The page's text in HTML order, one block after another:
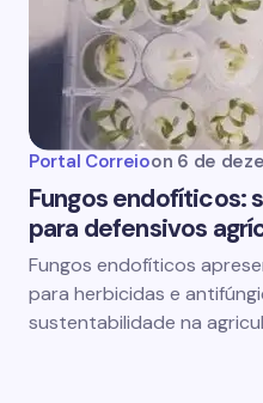
Portal Correioon 6 de
Fungos endofíticos:
para defensivos
Fungos endofíticos
para herbicidas e
sustentabilidade na